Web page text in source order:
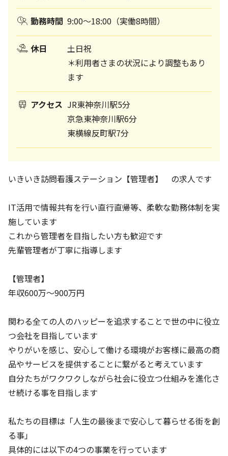
勤務時間 9:00～18:00（実働8時間）
休日
土日祝
＊利用者さまの状況により調整もあり
ます
アクセス JR東神奈川駅5分
京急東神奈川駅6分
東横線反町駅7分
いきいき訪問看護ステーション【管理者】 の求人です
IT活用で情報共有を行い直行直帰等、柔軟な勤務体制を実
施しています
これから管理者を目指したい方も歓迎です
先輩管理者が丁寧に指導します
【管理者】
年収600万～900万円
関わる全ての人のハッピーを追求することで世の中に役立
つ会社を目指しています
やりがいを感じ、安心して働ける環境がお客様に最高の商
品やサービスを提供することに繋がると考えています
自分たちがワクワクしながら社会に役立つ仕組みを進化さ
せ続ける事を目指します
私たちの目標は「人生の最後まで安心して暮らせる街を創
る事」
具体的には以下の4つの事業を行っています